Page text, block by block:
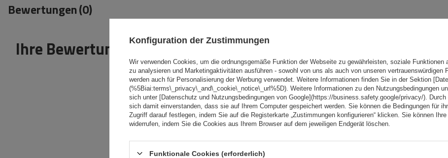
Bewertungen(0)
Ihre Bewertung schreiben
Ihre Note:
5/5
Inhalt Ihrer Bewertung
Konfiguration der Zustimmungen
Wir verwenden Cookies, um die ordnungsgemäße Funktion der Webseite zu gewährleisten, soziale Funktionen
zu analysieren und Marketingaktivitäten ausführen - sowohl von uns als auch von unseren vertrauenswürdigen
werden auch für Personalisierung der Werbung verwendet. Weitere Informationen finden Sie in der Sektion
(%5Biai:terms\_privacy\_and\_cookie\_notice\_url%5D). Weitere Informationen zu den Nutzungsbedingungen
sich unter [Datenschutz und Nutzungsbedingungen von Google](https://business.safety.google/privacy/).
sich damit einverstanden, dass sie auf Ihrem Computer gespeichert werden. Sie können die Bedingungen für
Zugriff darauf festlegen, indem Sie auf die Registerkarte „Zustimmungen konfigurieren“ klicken. Sie können
widerrufen, indem Sie die Cookies aus Ihrem Browser auf dem jeweiligen Endgerät löschen.
Funktionale Cookies (erforderlich)